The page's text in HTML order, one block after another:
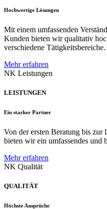
Hochwertige Lösungen
Mit einem umfassenden
Kunden bieten wir qualitativ
verschiedene Tätigkeitsbereiche.
Mehr erfahren
NK Leistungen
LEISTUNGEN
Ein starker Partner
Von der ersten Beratung bis zur
bieten wir ein umfassendes und
Mehr erfahren
NK Qualität
QUALITÄT
Höchste Ansprüche